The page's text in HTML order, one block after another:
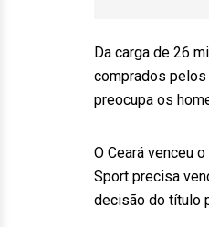
Da carga de 26
comprados pelos
preocupa os
O Ceará venceu
Sport precisa
decisão do título